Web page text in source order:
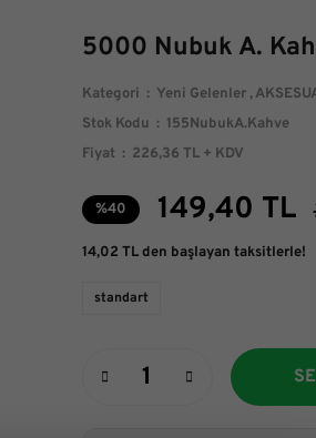
5000 Nubuk A.
Kategori Yeni Gelenler ,
Stok Kodu
155NubukA.Kahve
Fiyat
226,36 TL + KDV
%40 149,40 TL
14,02 TL den başlayan taksitlerle!
standart